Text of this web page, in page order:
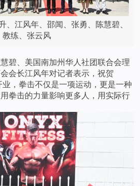
、江风年、邵闻、张勇、陈慧碧、
教练、张云风
碧、美国南加州华人社团联合会理
会长江风年对记者表示，祝贺
，拳击不仅是一项运动，更是一种
拳击的力量影响更多人，用实际行